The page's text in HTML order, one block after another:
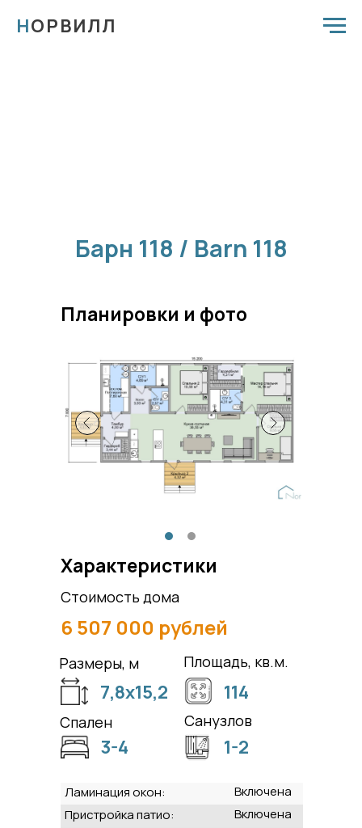
НОРВИЛЛ
Барн 118 / Barn 118
Характеристики
Стоимость дома
6 507 000 рублей
Размеры, м
Спален
Площадь, кв.м.
7,8х15,2
Санузлов
114
3-4 1-2
Ламинация окон:
Пристройка патио:
Планировки и фото
Включена
Включена